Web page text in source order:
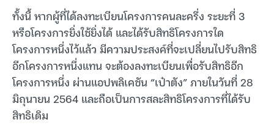
ทั้งนี้ หากผู้ที่ได้ลงทะเบียนโครงการคนละครึ่ง ระยะที่ 3
หรือโครงการยิ่งใช้ยิ่งได้ และได้รับสิทธิโครงการใด
โครงการหนึ่งไว้แล้ว มีความประสงค์ที่จะเปลี่ยนไปรับสิทธิ
อีกโครงการหนึ่งแทน จะต้องลงทะเบียนเพื่อรับสิทธิอีก
โครงการหนึ่ง ผ่านแอปพลิเคชัน “เป๋าตัง” ภายในวันที่ 28
มิถุนายน 2564 และถือเป็นการสละสิทธิโครงการที่ได้รับ
สิทธิเดิม